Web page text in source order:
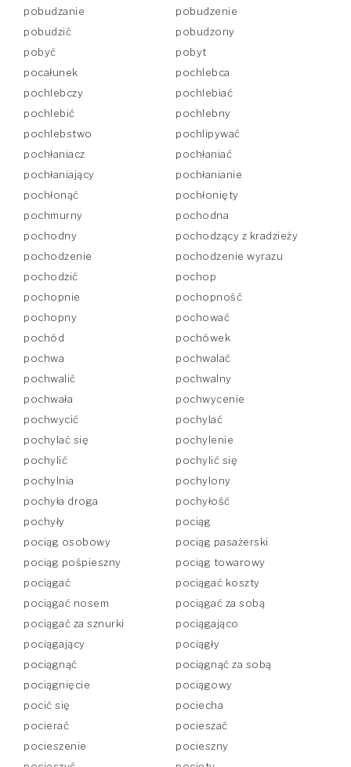
pobudzanie
pobudzenie
pobudzić
pobudzony
pobyć
pobyt
pocałunek
pochlebca
pochlebczy
pochlebiać
pochlebić
pochlebny
pochlebstwo
pochlipywać
pochłaniacz
pochłaniać
pochłaniający
pochłanianie
pochłonąć
pochłonięty
pochmurny
pochodna
pochodny
pochodzący z kradzieży
pochodzenie
pochodzenie wyrazu
pochodzić
pochop
pochopnie
pochopność
pochopny
pochować
pochód
pochówek
pochwa
pochwalać
pochwalić
pochwalny
pochwała
pochwycenie
pochwycić
pochylać
pochylać się
pochylenie
pochylić
pochylić się
pochylnia
pochylony
pochyła droga
pochyłość
pochyły
pociąg
pociąg osobowy
pociąg pasażerski
pociąg pośpieszny
pociąg towarowy
pociągać
pociągać koszty
pociągać nosem
pociągać za sobą
pociągać za sznurki
pociągająco
pociągający
pociągły
pociągnąć
pociągnąć za sobą
pociągnięcie
pociągowy
pocić się
pociecha
pocierać
pocieszać
pocieszenie
pocieszny